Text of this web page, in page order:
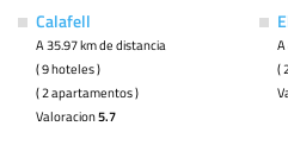
Calafell
A 35.97 km de distancia
( 9 hoteles )
( 2 apartamentos )
Valoracion5.7
A
(